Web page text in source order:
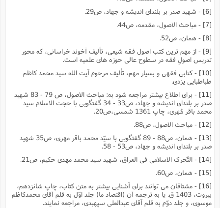
- شهید صدر بر بلنداى اندیشه و جهاد، ص29.
- مباحث الاصول، مقدمه، ص44.
- همان، ص52.
- از مهم ترین کتب اصول فقه شیعى، تألیف آخوند خراسانى، که محور
تدریس اصولِ فقه در سطوح عالى حوزه هاى علمیه است.
- کتابى فقهى و بسیار مهم، تألیف مرحوم آیت الله سید محمد کاظم
طباطبایى یزدى.
- براى اطلاع بیشتر مراجعه شود به: مباحث الاصول، ص 79 - 83 شهید
صدر بر بلنداى اندیشه و جهاد، ص33 - 34 گفتگویى با حجت الاسلام سید
محمد باقر مُهرى، چاپ 1361 شمسى،ص20.
- مباحث الاصول، ص88.
- همان، ص88 - 89 گفتگویى با سیّد محمد باقر مهرى، ص35 شهید
صدر بر بلنداى اندیشه و جهاد، ص53 - 58.
- التّحرک الاسلامى فى العراق، شهید سید محمد مهدى حکیم، ص21.
- همان، ص60.
- مشتاقان مى توانند براى آشنایى بیشتر به متن کتاب، چاپ شانزدهم،
بیروت، 1403 ق. یا به ترجمه آن (اقتصاد ما) جلد اوّل به قلم آقاى محمدکاظم
موسوى، و جلد دوّم به قلم آقاى عبدالعلى سپهبدى، مراجعه نمایند.